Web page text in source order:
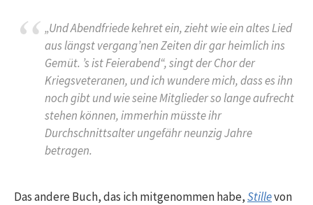
„Und Abendfriede kehret ein, zieht wie ein altes Lied
aus längst vergang’nen Zeiten dir gar heimlich ins
Gemüt. ’s ist Feierabend“, singt der Chor der
Kriegsveteranen, und ich wundere mich, dass es ihn
noch gibt und wie seine Mitglieder so lange aufrecht
stehen können, immerhin müsste ihr
Durchschnittsalter ungefähr neunzig Jahre
betragen.
Das andere Buch, das ich mitgenommen habe,Stillevon